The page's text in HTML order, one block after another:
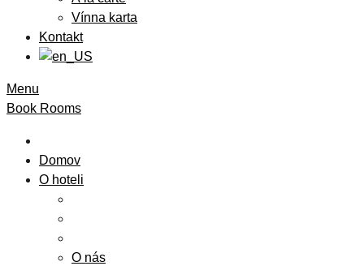
Vínna karta
Kontakt
Menu
Book Rooms
Domov
O hoteli
O nás